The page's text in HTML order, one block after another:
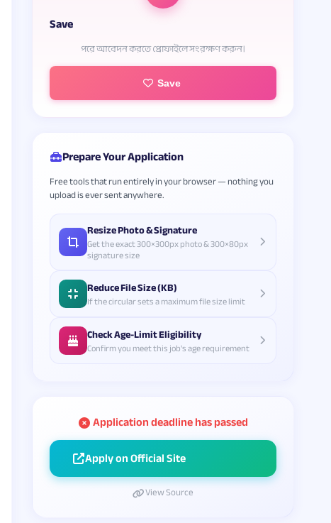
Save
পরে আবেদন করতে প্রোফাইলে সংরক্ষণ করুন।
Save
Prepare Your Application
Free tools that run entirely in your browser — nothing you
upload is ever sent anywhere.
Resize Photo & Signature
Get the exact 300×300px photo & 300×80px
signature size
Reduce File Size (KB)
If the circular sets a maximum file size limit
Check Age-Limit Eligibility
Confirm you meet this job's age requirement
Application deadline has passed
Apply on Official Site
View Source